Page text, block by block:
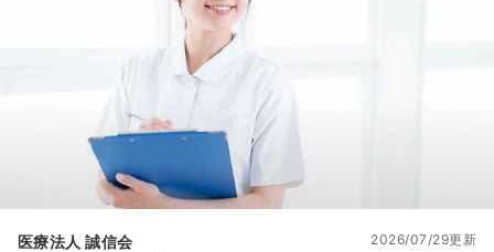
医療法人 誠信会 2026/07/29更新